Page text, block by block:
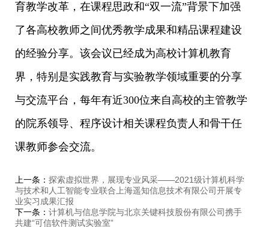
育教学改革，在课程思政和“双一流”背景下加强
了各高校教师之间优秀教学成果和精品课程建设
的经验分享。该会议已经成为高校计算机教育
界，特别是实践教育与实验教学领域重要的分享
与交流平台，每年有近300位来自高校的主管教学
的院系领导、程序设计相关课程负责人和骨干任
课教师参会交流。
上一条： 探索虚拟世界，展现专业风采——2021级计算机科学
与技术和人工智能专业联合上海遥知信息技术有限公司开展专
业实习成果汇报
下一条： 计算机与信息学院与北京关键科技股份有限公司携手
共建“可信软件测试实验室”